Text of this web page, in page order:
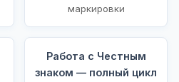
маркировки
Работа с Честным
знаком — полный цикл